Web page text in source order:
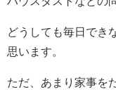
どうしても毎日でき
思います。
ただ、あまり家事を